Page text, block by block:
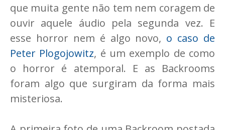
que muita gente não tem nem coragem de
ouvir aquele áudio pela segunda vez. E
esse horror nem é algo novo, o caso de
Peter Plogojowitz, é um exemplo de como
o horror é atemporal. E as Backrooms
foram algo que surgiram da forma mais
misteriosa.